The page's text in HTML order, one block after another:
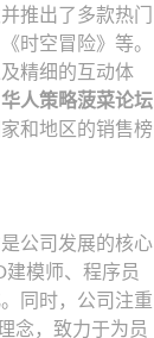
推出了多款热门
时空冒险》等。
精细的互动体
华人策略菠菜论坛
和地区的销售榜
公司发展的核心
模师、程序员
同时，公司注重
念，致力于为员